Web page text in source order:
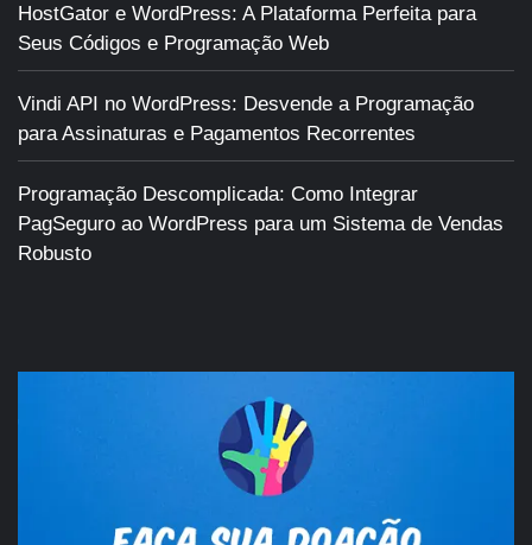
HostGator e WordPress: A Plataforma Perfeita para
Seus Códigos e Programação Web
Vindi API no WordPress: Desvende a Programação
para Assinaturas e Pagamentos Recorrentes
Programação Descomplicada: Como Integrar
PagSeguro ao WordPress para um Sistema de Vendas
Robusto